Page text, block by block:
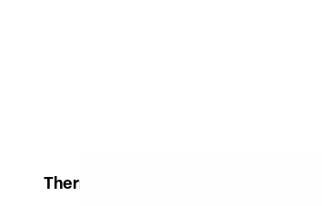
Thermogulv Notfres